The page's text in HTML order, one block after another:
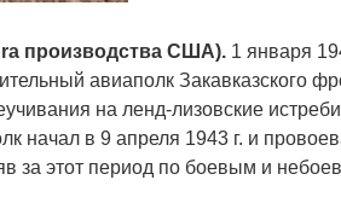
производства США). 1 января
авиаполк Закавказского
на ленд-лизовские
начал в 9 апреля 1943 г. и
за этот период по боевым и